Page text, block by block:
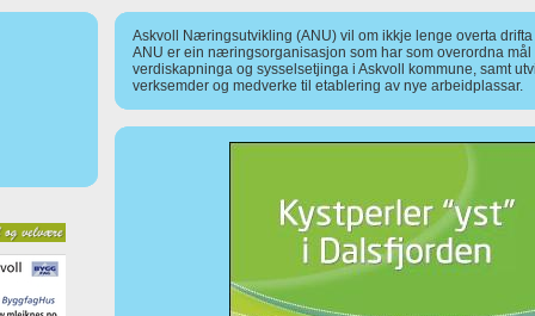
Askvoll Næringsutvikling (ANU) vil om ikkje lenge overta drifta
ANU er ein næringsorganisasjon som har som overordna mål
verdiskapninga og sysselsetjinga i Askvoll kommune, samt
verksemder og medverke til etablering av nye arbeidplassar.